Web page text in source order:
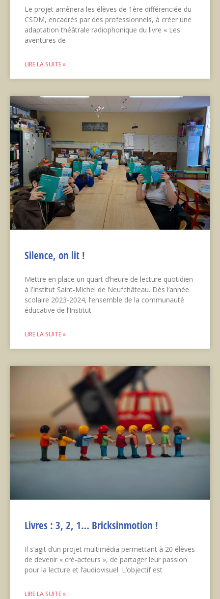
Le projet amènera les élèves de 1ère différenciée du
CSDM, encadrés par des professionnels, à créer une
adaptation théâtrale radiophonique du livre « Les
aventures de
LIRE LA SUITE »
Silence, on lit !
Mettre en place un quart d’heure de lecture quotidien
à l’Institut Saint-Michel de Neufchâteau. Dès l’année
scolaire 2023-2024, l’ensemble de la communauté
éducative de l’Institut
LIRE LA SUITE »
Livres : 3, 2, 1… Bricksinmotion !
Il s’agit d’un projet multimédia permettant à 20 élèves
de devenir « cré-acteurs », de partager leur passion
pour la lecture et l’audiovisuel. L’objectif est
LIRE LA SUITE »